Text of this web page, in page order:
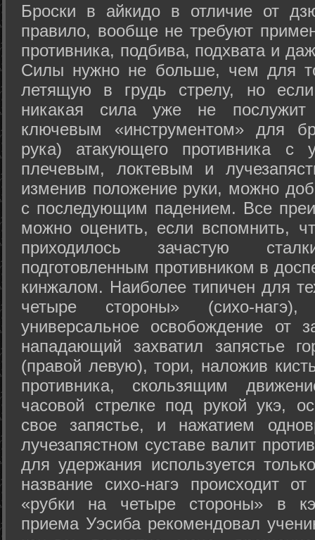
Броски в айкидо в отличие от
правило, вообще не требуют
противника, подбива, подхвата и
Силы нужно не больше, чем для
летящую в грудь стрелу, но
никакая сила уже не
ключевым «инструментом» для
рука) атакующего противника с
плечевым, локтевым и
изменив положение руки, можно
с последующим падением. Все
можно оценить, если вспомнить,
приходилось зачастую
подготовленным противником в
кинжалом. Наиболее типичен для
четыре стороны» (сихо-
универсальное освобождение от
нападающий захватил запястье
(правой левую), тори, наложив
противника, скользящим
часовой стрелке под рукой укэ,
свое запястье, и нажатием
лучезапястном суставе валит
для удержания используется
название сихо-нагэ происходит
«рубки на четыре стороны» в
приема Уэсиба рекомендовал